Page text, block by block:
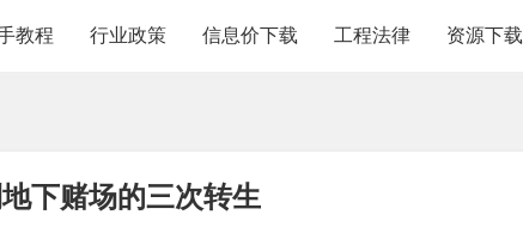
教程 行业政策 信息价下载 工程法律 资源下载
下赌场的三次转生